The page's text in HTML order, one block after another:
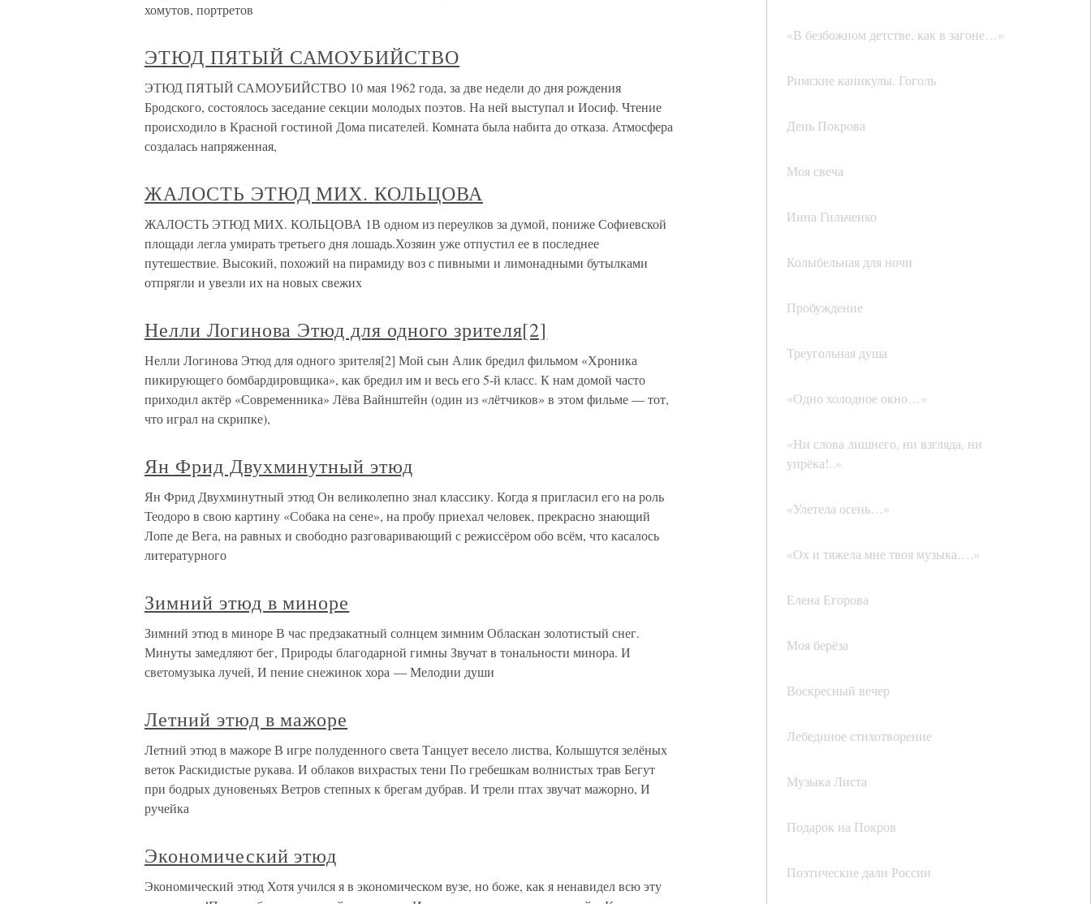
«В безбожном детстве, как в загоне…»
Римские каникулы. Гоголь
День Покрова
Моя свеча
Инна Гильченко
Колыбельная для ночи
Пробуждение
Треугольная душа
«Одно холодное окно…»
«Ни слова лишнего, ни взгляда, ни
упрёка!..»
«Улетела осень…»
«Ох и тяжела мне твоя музыка….»
Елена Егорова
Моя берёза
Воскресный вечер
Лебединое стихотворение
Музыка Листа
Подарок на Покров
Поэтические дали России
хомутов, портретов
ЭТЮД ПЯТЫЙ САМОУБИЙСТВО
ЭТЮД ПЯТЫЙ САМОУБИЙСТВО 10 мая 1962 года, за две недели до дня рождения
Бродского, состоялось заседание секции молодых поэтов. На ней выступал и Иосиф. Чтение
происходило в Красной гостиной Дома писателей. Комната была набита до отказа. Атмосфера
создалась напряженная,
ЖАЛОСТЬ ЭТЮД МИХ. КОЛЬЦОВА
ЖАЛОСТЬ ЭТЮД МИХ. КОЛЬЦОВА 1В одном из переулков за думой, пониже Софиевской
площади легла умирать третьего дня лошадь.Хозяин уже отпустил ее в последнее
путешествие. Высокий, похожий на пирамиду воз с пивными и лимонадными бутылками
отпрягли и увезли их на новых свежих
Нелли Логинова Этюд для одного зрителя[2]
Нелли Логинова Этюд для одного зрителя[2] Мой сын Алик бредил фильмом «Хроника
пикирующего бомбардировщика», как бредил им и весь его 5-й класс. К нам домой часто
приходил актёр «Современника» Лёва Вайнштейн (один из «лётчиков» в этом фильме — тот,
что играл на скрипке),
Ян Фрид Двухминутный этюд
Ян Фрид Двухминутный этюд Он великолепно знал классику. Когда я пригласил его на роль
Теодоро в свою картину «Собака на сене», на пробу приехал человек, прекрасно знающий
Лопе де Вега, на равных и свободно разговаривающий с режиссёром обо всём, что касалось
литературного
Зимний этюд в миноре
Зимний этюд в миноре В час предзакатный солнцем зимним Обласкан золотистый снег.
Минуты замедляют бег, Природы благодарной гимны Звучат в тональности минора. И
светомузыка лучей, И пение снежинок хора — Мелодии души
Летний этюд в мажоре
Летний этюд в мажоре В игре полуденного света Танцует весело листва, Колышутся зелёных
веток Раскидистые рукава. И облаков вихрастых тени По гребешкам волнистых трав Бегут
при бодрых дуновеньях Ветров степных к брегам дубрав. И трели птах звучат мажорно, И
ручейка
Экономический этюд
Экономический этюд Хотя учился я в экономическом вузе, но боже, как я ненавидел всю эту